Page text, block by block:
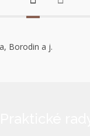
Borodin a j.